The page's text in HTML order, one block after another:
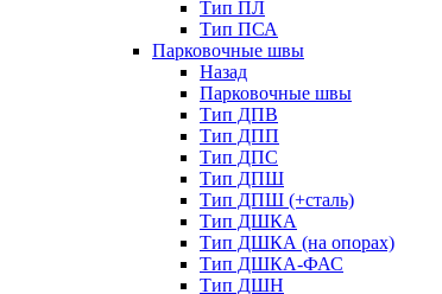
Тип ПЛ
Тип ПСА
Парковочные швы
Назад
Парковочные швы
Тип ДПВ
Тип ДПП
Тип ДПС
Тип ДПШ
Тип ДПШ (+сталь)
Тип ДШКА
Тип ДШКА (на опорах)
Тип ДШКА-ФАС
Тип ДШН